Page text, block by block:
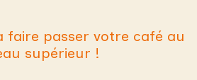
faire passer votre café au
supérieur !